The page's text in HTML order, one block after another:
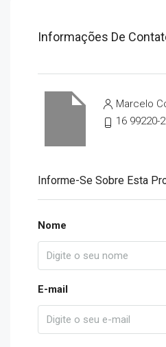
Informações De
Marcelo
16 99220-
Informe-Se Sobre Esta
Nome
E-mail